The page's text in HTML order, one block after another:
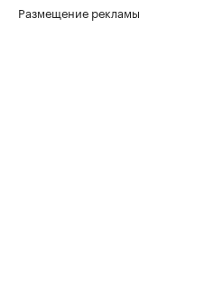
Размещение рекламы